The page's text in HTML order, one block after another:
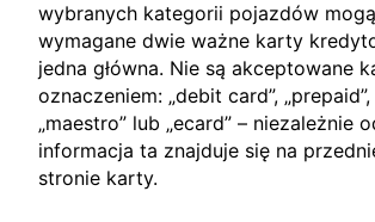
wybranych kategorii pojazdów
wymagane dwie ważne karty
jedna główna. Nie są akceptowane
oznaczeniem: „debit card”, „prepaid”,
„maestro” lub „ecard” – niezależnie
informacja ta znajduje się na
stronie karty.